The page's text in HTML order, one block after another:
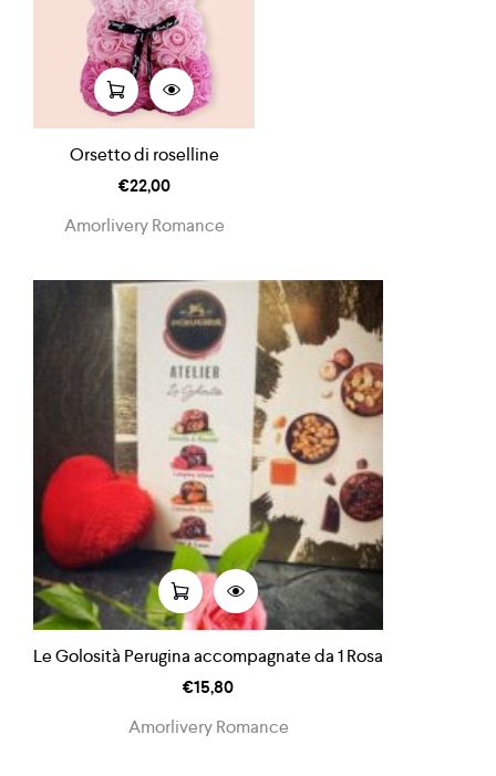
Orsetto di roselline
€22,00
Amorlivery Romance
Le Golosità Perugina accompagnate da 1 Rosa
€15,80
Amorlivery Romance